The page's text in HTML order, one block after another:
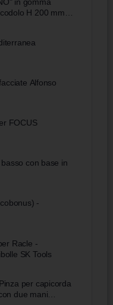
in gomma
H 200 mm
Alfonso
FOCUS
con base in
-
Racle -
SK Tools
per capicorda
due mani